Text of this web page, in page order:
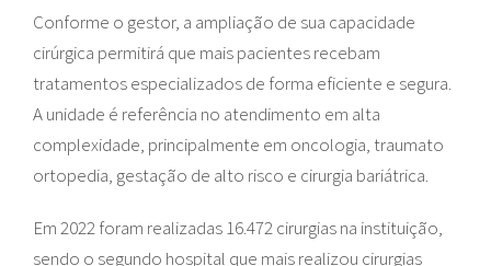
Conforme o gestor, a ampliação de sua capacidade
cirúrgica permitirá que mais pacientes recebam
tratamentos especializados de forma eficiente e segura.
A unidade é referência no atendimento em alta
complexidade, principalmente em oncologia, traumato
ortopedia, gestação de alto risco e cirurgia bariátrica.
Em 2022 foram realizadas 16.472 cirurgias na instituição,
sendo o segundo hospital que mais realizou cirurgias